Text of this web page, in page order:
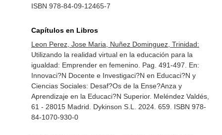
ISBN 978-84-09-12465-7
Capítulos en Libros
Leon Perez, Jose Maria, Nuñez Dominguez, Trinidad:
Utilizando la realidad virtual en la educación para la
igualdad: Emprender en femenino. Pag. 491-497. En:
Innovaci?N Docente e Investigaci?N en Educaci?N y
Ciencias Sociales: Desaf?Os de la Ense?Anza y
Aprendizaje en la Educaci?N Superior. Meléndez Valdés,
61 - 28015 Madrid. Dykinson S.L. 2024. 659. ISBN 978-
84-1070-930-0